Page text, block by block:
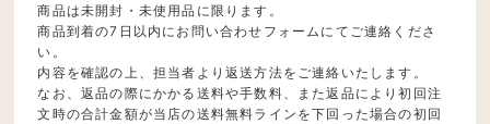
商品は未開封・未使用品に限ります。
商品到着の7日以内にお問い合わせフォームにてご連絡くださ
い。
内容を確認の上、担当者より返送方法をご連絡いたします。
なお、返品の際にかかる送料や手数料、また返品により初回注
文時の合計金額が当店の送料無料ラインを下回った場合の初回